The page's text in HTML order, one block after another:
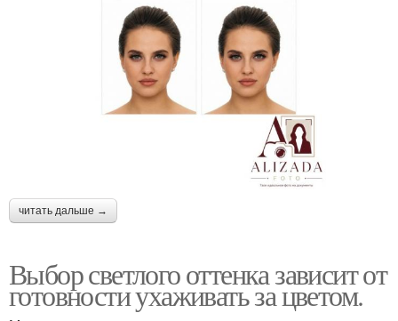
читать дальше →
Выбор светлого оттенка зависит от
готовности ухаживать за цветом.